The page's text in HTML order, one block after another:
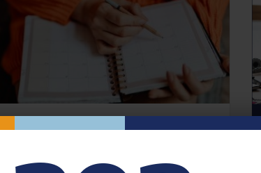
Oferta de Grado. Segundo